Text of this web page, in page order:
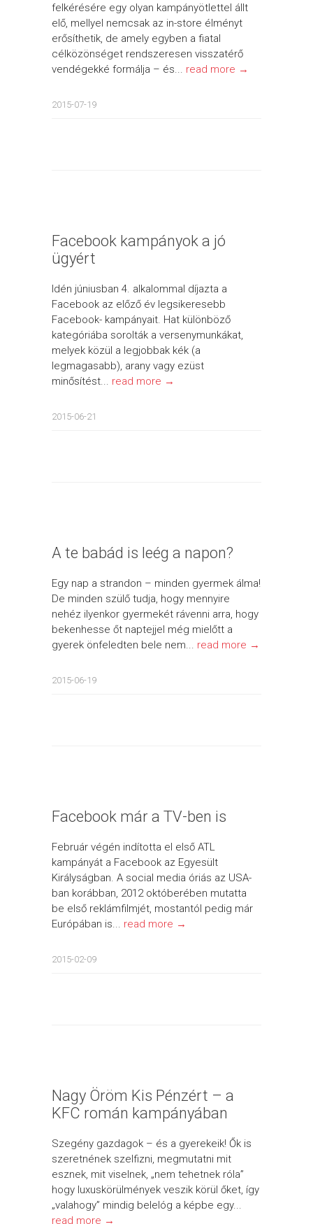
felkérésére egy olyan kampányötlettel állt
elő, mellyel nemcsak az in-store élményt
erősíthetik, de amely egyben a fiatal
célközönséget rendszeresen visszatérő
vendégekké formálja – és... read more →
2015-07-19
Facebook kampányok a jó
ügyért
Idén júniusban 4. alkalommal díjazta a
Facebook az előző év legsikeresebb
Facebook- kampányait. Hat különböző
kategóriába sorolták a versenymunkákat,
melyek közül a legjobbak kék (a
legmagasabb), arany vagy ezüst
minősítést... read more →
2015-06-21
A te babád is leég a napon?
Egy nap a strandon – minden gyermek álma!
De minden szülő tudja, hogy mennyire
nehéz ilyenkor gyermekét rávenni arra, hogy
bekenhesse őt naptejjel még mielőtt a
gyerek önfeledten bele nem... read more →
2015-06-19
Facebook már a TV-ben is
Február végén indította el első ATL
kampányát a Facebook az Egyesült
Királyságban. A social media óriás az USA-
ban korábban, 2012 októberében mutatta
be első reklámfilmjét, mostantól pedig már
Európában is... read more →
2015-02-09
Nagy Öröm Kis Pénzért – a
KFC román kampányában
Szegény gazdagok – és a gyerekeik! Ők is
szeretnének szelfizni, megmutatni mit
esznek, mit viselnek, „nem tehetnek róla”
hogy luxuskörülmények veszik körül őket, így
„valahogy” mindig belelóg a képbe egy...
read more →